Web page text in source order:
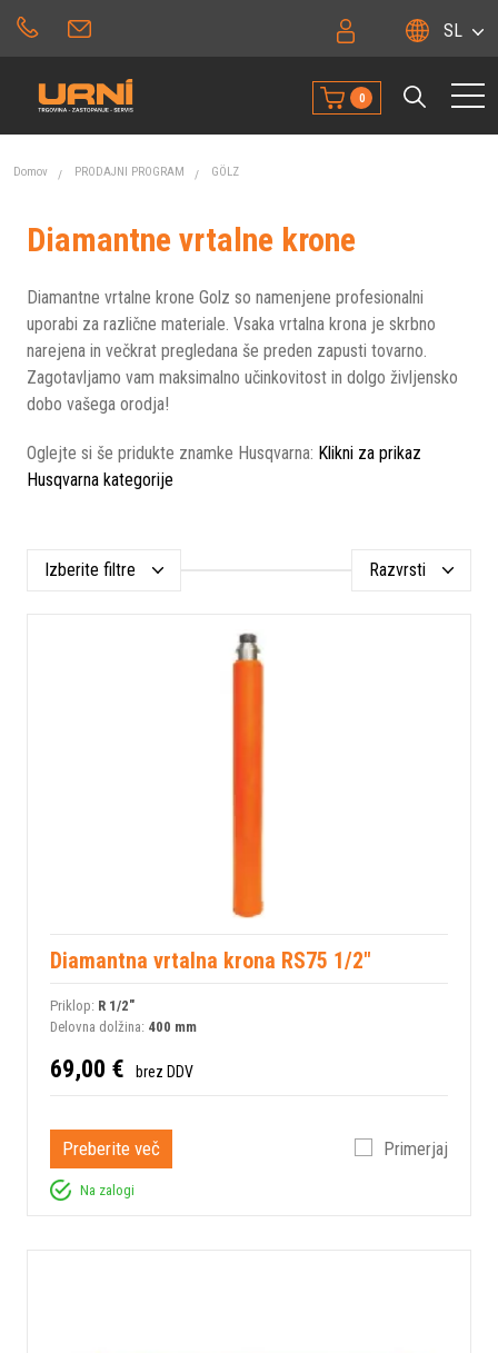
SL
0
Domov PRODAJNI PROGRAM GÖLZ
Diamantne vrtalne krone
Diamantne vrtalne krone Golz so namenjene profesionalni
uporabi za različne materiale. Vsaka vrtalna krona je skrbno
narejena in večkrat pregledana še preden zapusti tovarno.
Zagotavljamo vam maksimalno učinkovitost in dolgo življensko
dobo vašega orodja!
Oglejte si še pridukte znamke Husqvarna: Klikni za prikaz
Husqvarna kategorije
Izberite filtre Razvrsti
Diamantna vrtalna krona RS75 1/2"
Priklop: R 1/2"
Delovna dolžina: 400 mm
69,00 € brez DDV
Preberite več Primerjaj
Na zalogi